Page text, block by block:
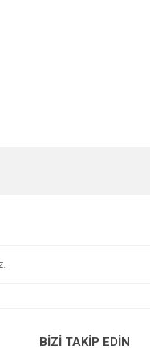
BİZİ TAKİP EDİN